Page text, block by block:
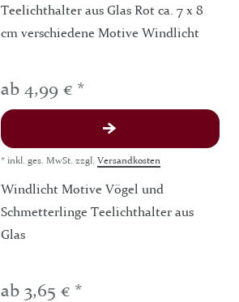
Teelichthalter aus Glas Rot ca. 7 x 8
cm verschiedene Motive Windlicht
ab 4,99 € *
* inkl. ges. MwSt. zzgl. Versandkosten
Windlicht Motive Vögel und
Schmetterlinge Teelichthalter aus
Glas
ab 3,65 € *